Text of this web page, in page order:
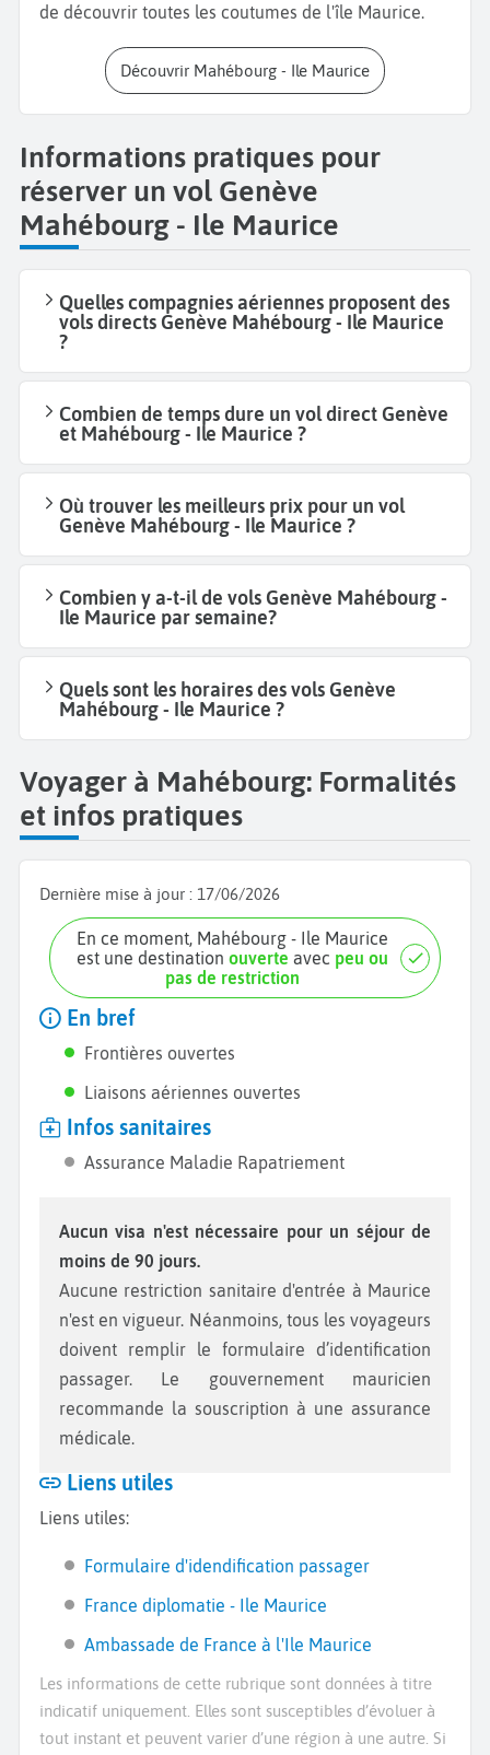
de découvrir toutes les coutumes de l'île Maurice.
Découvrir Mahébourg - Ile Maurice
Informations pratiques pour
réserver un vol Genève
Mahébourg - Ile Maurice
Quelles compagnies aériennes proposent des
vols directs Genève Mahébourg - Ile Maurice
?
Combien de temps dure un vol direct Genève
et Mahébourg - Ile Maurice ?
Où trouver les meilleurs prix pour un vol
Genève Mahébourg - Ile Maurice ?
Combien y a-t-il de vols Genève Mahébourg -
Ile Maurice par semaine?
Quels sont les horaires des vols Genève
Mahébourg - Ile Maurice ?
Voyager à Mahébourg: Formalités
et infos pratiques
Dernière mise à jour : 17/06/2026
En ce moment, Mahébourg - Ile Maurice
est une destination ouverte avec peu ou
pas de restriction
En bref
Frontières ouvertes
Liaisons aériennes ouvertes
Infos sanitaires
Assurance Maladie Rapatriement
Aucun visa n'est nécessaire pour un séjour de
moins de 90 jours.
Aucune restriction sanitaire d'entrée à Maurice
n'est en vigueur. Néanmoins, tous les voyageurs
doivent remplir le formulaire d’identification
passager. Le gouvernement mauricien
recommande la souscription à une assurance
médicale.
Liens utiles
Liens utiles:
Formulaire d'idendification passager
France diplomatie - Ile Maurice
Ambassade de France à l'Ile Maurice
Les informations de cette rubrique sont données à titre
indicatif uniquement. Elles sont susceptibles d’évoluer à
tout instant et peuvent varier d’une région à une autre. Si